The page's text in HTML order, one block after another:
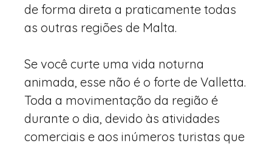
de forma direta a praticamente todas
as outras regiões de Malta.
Se você curte uma vida noturna
animada, esse não é o forte de Valletta.
Toda a movimentação da região é
durante o dia, devido às atividades
comerciais e aos inúmeros turistas que